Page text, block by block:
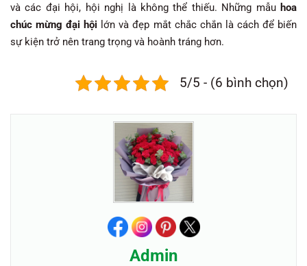
và các đại hội, hội nghị là không thể thiếu. Những mẫu hoa
chúc mừng đại hội lớn và đẹp mắt chắc chắn là cách để biến
sự kiện trở nên trang trọng và hoành tráng hơn.
5/5 - (6 bình chọn)
Admin